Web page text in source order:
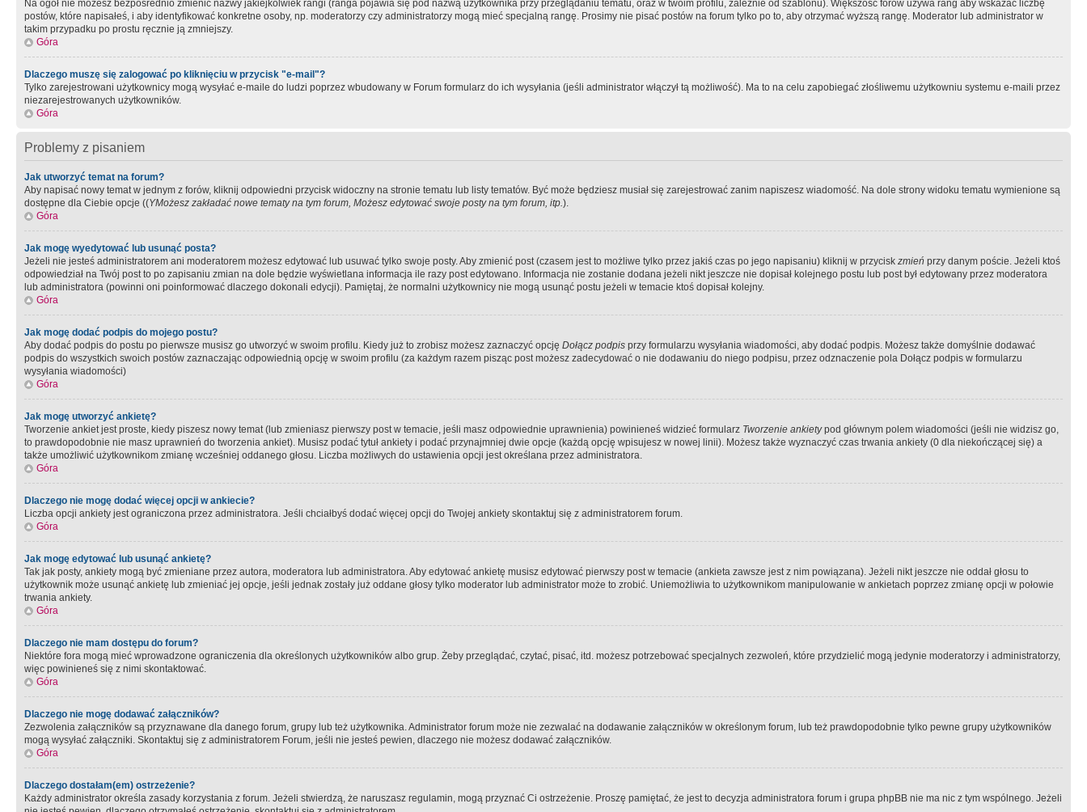
Na ogół nie możesz bezpośrednio zmienić nazwy jakiejkolwiek rangi (ranga pojawia się pod nazwą użytkownika przy przeglądaniu tematu, oraz w twoim profilu, zależnie od szablonu). Większość forów używa rang aby wskazać liczbę
postów, które napisałeś, i aby identyfikować konkretne osoby, np. moderatorzy czy administratorzy mogą mieć specjalną rangę. Prosimy nie pisać postów na forum tylko po to, aby otrzymać wyższą rangę. Moderator lub administrator w
takim przypadku po prostu ręcznie ją zmniejszy.
Góra
Dlaczego muszę się zalogować po kliknięciu w przycisk "e-mail"?
Tylko zarejestrowani użytkownicy mogą wysyłać e-maile do ludzi poprzez wbudowany w Forum formularz do ich wysyłania (jeśli administrator włączył tą możliwość). Ma to na celu zapobiegać złośliwemu użytkowniu systemu e-maili przez
niezarejestrowanych użytkowników.
Góra
Problemy z pisaniem
Jak utworzyć temat na forum?
Aby napisać nowy temat w jednym z forów, kliknij odpowiedni przycisk widoczny na stronie tematu lub listy tematów. Być może będziesz musiał się zarejestrować zanim napiszesz wiadomość. Na dole strony widoku tematu wymienione są
dostępne dla Ciebie opcje ((YMożesz zakładać nowe tematy na tym forum, Możesz edytować swoje posty na tym forum, itp.).
Góra
Jak mogę wyedytować lub usunąć posta?
Jeżeli nie jesteś administratorem ani moderatorem możesz edytować lub usuwać tylko swoje posty. Aby zmienić post (czasem jest to możliwe tylko przez jakiś czas po jego napisaniu) kliknij w przycisk zmień przy danym poście. Jeżeli ktoś
odpowiedział na Twój post to po zapisaniu zmian na dole będzie wyświetlana informacja ile razy post edytowano. Informacja nie zostanie dodana jeżeli nikt jeszcze nie dopisał kolejnego postu lub post był edytowany przez moderatora
lub administratora (powinni oni poinformować dlaczego dokonali edycji). Pamiętaj, że normalni użytkownicy nie mogą usunąć postu jeżeli w temacie ktoś dopisał kolejny.
Góra
Jak mogę dodać podpis do mojego postu?
Aby dodać podpis do postu po pierwsze musisz go utworzyć w swoim profilu. Kiedy już to zrobisz możesz zaznaczyć opcję Dołącz podpis przy formularzu wysyłania wiadomości, aby dodać podpis. Możesz także domyślnie dodawać
podpis do wszystkich swoich postów zaznaczając odpowiednią opcję w swoim profilu (za każdym razem pisząc post możesz zadecydować o nie dodawaniu do niego podpisu, przez odznaczenie pola Dołącz podpis w formularzu
wysyłania wiadomości)
Góra
Jak mogę utworzyć ankietę?
Tworzenie ankiet jest proste, kiedy piszesz nowy temat (lub zmieniasz pierwszy post w temacie, jeśli masz odpowiednie uprawnienia) powinieneś widzieć formularz Tworzenie ankietypod głównym polem wiadomości (jeśli nie widzisz go,
to prawdopodobnie nie masz uprawnień do tworzenia ankiet). Musisz podać tytuł ankiety i podać przynajmniej dwie opcje (każdą opcję wpisujesz w nowej linii). Możesz także wyznaczyć czas trwania ankiety (0 dla niekończącej się) a
także umożliwić użytkownikom zmianę wcześniej oddanego głosu. Liczba możliwych do ustawienia opcji jest określana przez administratora.
Góra
Dlaczego nie mogę dodać więcej opcji w ankiecie?
Liczba opcji ankiety jest ograniczona przez administratora. Jeśli chciałbyś dodać więcej opcji do Twojej ankiety skontaktuj się z administratorem forum.
Góra
Jak mogę edytować lub usunąć ankietę?
Tak jak posty, ankiety mogą być zmieniane przez autora, moderatora lub administratora. Aby edytować ankietę musisz edytować pierwszy post w temacie (ankieta zawsze jest z nim powiązana). Jeżeli nikt jeszcze nie oddał głosu to
użytkownik może usunąć ankietę lub zmieniać jej opcje, jeśli jednak zostały już oddane głosy tylko moderator lub administrator może to zrobić. Uniemożliwia to użytkownikom manipulowanie w ankietach poprzez zmianę opcji w połowie
trwania ankiety.
Góra
Dlaczego nie mam dostępu do forum?
Niektóre fora mogą mieć wprowadzone ograniczenia dla określonych użytkowników albo grup. Żeby przeglądać, czytać, pisać, itd. możesz potrzebować specjalnych zezwoleń, które przydzielić mogą jedynie moderatorzy i administratorzy,
więc powinieneś się z nimi skontaktować.
Góra
Dlaczego nie mogę dodawać załączników?
Zezwolenia załączników są przyznawane dla danego forum, grupy lub też użytkownika. Administrator forum może nie zezwalać na dodawanie załączników w określonym forum, lub też prawdopodobnie tylko pewne grupy użytkowników
mogą wysyłać załączniki. Skontaktuj się z administratorem Forum, jeśli nie jesteś pewien, dlaczego nie możesz dodawać załączników.
Góra
Dlaczego dostałam(em) ostrzeżenie?
Każdy administrator określa zasady korzystania z forum. Jeżeli stwierdzą, że naruszasz regulamin, mogą przyznać Ci ostrzeżenie. Proszę pamiętać, że jest to decyzja administratora forum i grupa phpBB nie ma nic z tym wspólnego. Jeżeli